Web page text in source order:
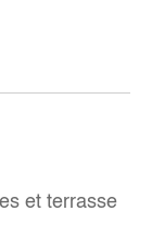
et terrasse